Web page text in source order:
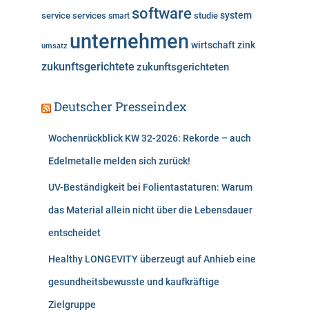
service services smart software studie system
umsatz unternehmen wirtschaftzink
zukunftsgerichtete zukunftsgerichteten
Deutscher Presseindex
Wochenrückblick KW 32-2026: Rekorde – auch
Edelmetalle melden sich zurück!
UV-Beständigkeit bei Folientastaturen: Warum
das Material allein nicht über die Lebensdauer
entscheidet
Healthy LONGEVITY überzeugt auf Anhieb eine
gesundheitsbewusste und kaufkräftige
Zielgruppe